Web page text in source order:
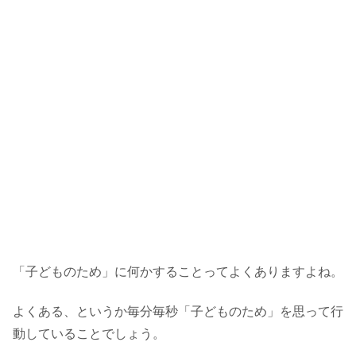
「子どものため」に何かすることってよくありますよね。
よくある、というか毎分毎秒「子どものため」を思って行
動していることでしょう。